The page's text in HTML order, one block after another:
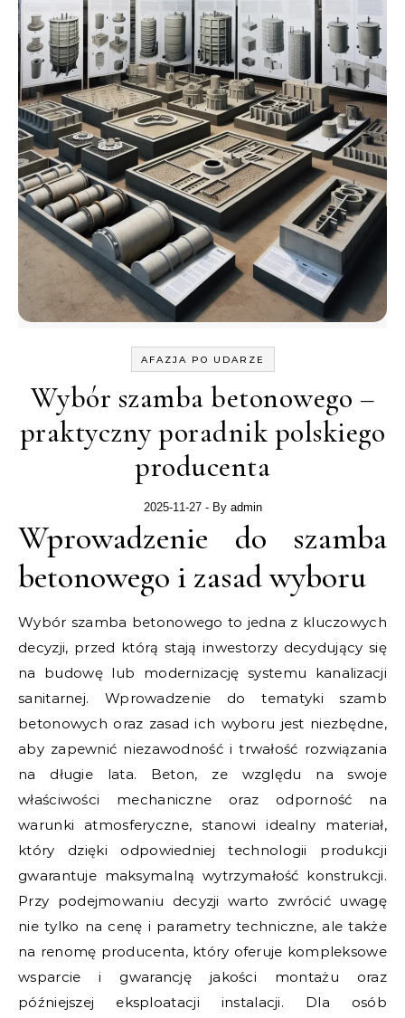
AFAZJA PO UDARZE
Wybór szamba betonowego –
praktyczny poradnik polskiego
producenta
2025-11-27 - By admin
Wprowadzenie do szamba
betonowego i zasad wyboru
Wybór szamba betonowego to jedna z kluczowych
decyzji, przed którą stają inwestorzy decydujący się
na budowę lub modernizację systemu kanalizacji
sanitarnej. Wprowadzenie do tematyki szamb
betonowych oraz zasad ich wyboru jest niezbędne,
aby zapewnić niezawodność i trwałość rozwiązania
na długie lata. Beton, ze względu na swoje
właściwości mechaniczne oraz odporność na
warunki atmosferyczne, stanowi idealny materiał,
który dzięki odpowiedniej technologii produkcji
gwarantuje maksymalną wytrzymałość konstrukcji.
Przy podejmowaniu decyzji warto zwrócić uwagę
nie tylko na cenę i parametry techniczne, ale także
na renomę producenta, który oferuje kompleksowe
wsparcie i gwarancję jakości montażu oraz
późniejszej eksploatacji instalacji. Dla osób